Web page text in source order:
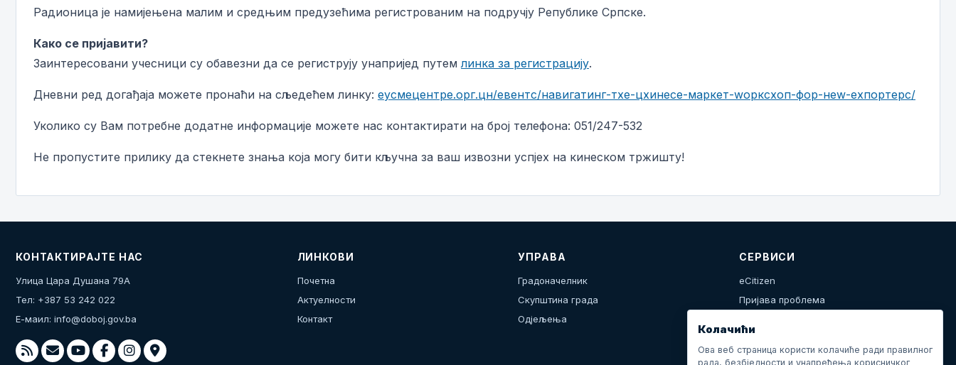
Радионица је намијењена малим и средњим предузећима регистрованим на подручју Републике Српске.
Како се пријавити?
Заинтересовани учесници су обавезни да се региструју унапријед путем линка за регистрацију.
Дневни ред догађаја можете пронаћи на сљедећем линку: еусмецентре.орг.цн/евентс/навигатинг-тхе-цхинесе-маркет-wорксхоп-фор-неw-еxпортерс/
Уколико су Вам потребне додатне информације можете нас контактирати на број телефона: 051/247-532
Не пропустите прилику да стекнете знања која могу бити кључна за ваш извозни успјех на кинеском тржишту!
КОНТАКТИРАЈТЕ НАС
Улица Цара Душана 79А
Тел: +387 53 242 022
Е-маил: info@doboj.gov.ba
ЛИНКОВИ
Почетна
Актуелности
Контакт
УПРАВА
Градоначелник
Скупштина града
Одјељења
СЕРВИСИ
eCitizen
Пријава проблема
Колачићи
Ова веб страница користи колачиће ради правилног
рада, безбједности и унапређења корисничког